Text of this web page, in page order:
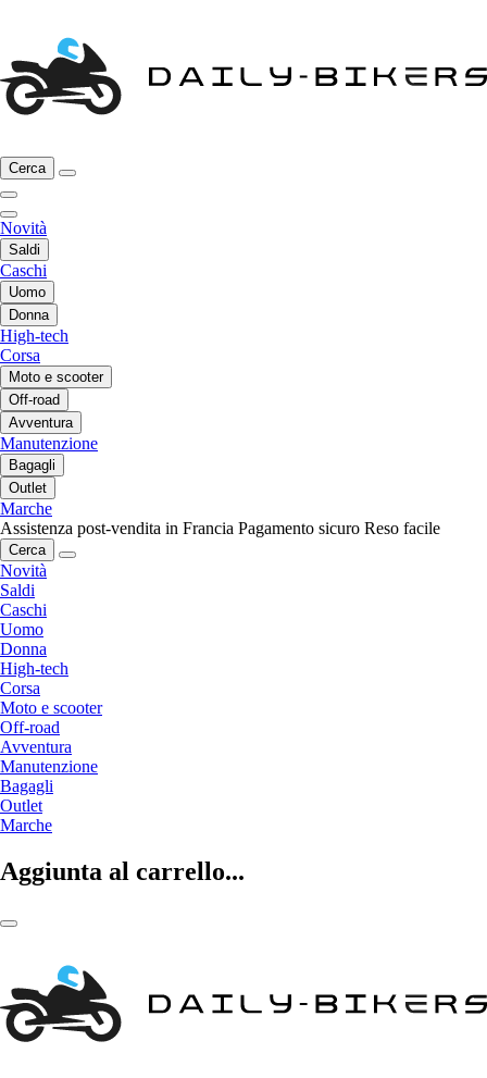
Cerca
Novità
Saldi
Caschi
Uomo
Donna
High-tech
Corsa
Moto e scooter
Off-road
Avventura
Manutenzione
Bagagli
Outlet
Marche
Assistenza post-vendita in Francia Pagamento sicuro Reso facile
Cerca
Novità
Saldi
Caschi
Uomo
Donna
High-tech
Corsa
Moto e scooter
Off-road
Avventura
Manutenzione
Bagagli
Outlet
Marche
Aggiunta al carrello...